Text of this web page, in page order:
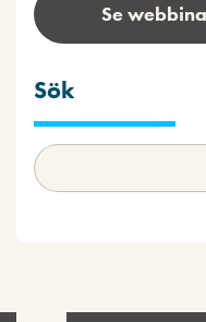
Se
Sök